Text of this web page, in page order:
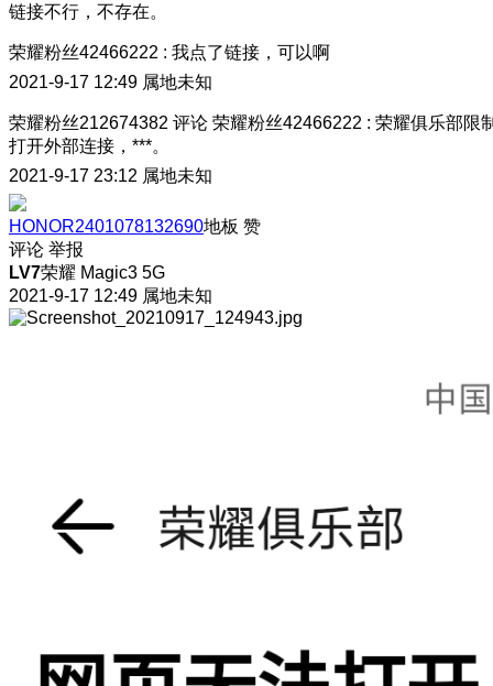
链接不行，不存在。
荣耀粉丝42466222 : 我点了链接，可以啊
2021-9-17 12:49 属地未知
荣耀粉丝212674382 评论 荣耀粉丝42466222 : 荣耀俱乐部限
打开外部连接，***。
2021-9-17 23:12 属地未知
HONOR2401078132690地板 赞
评论 举报
LV7荣耀 Magic3 5G
2021-9-17 12:49 属地未知